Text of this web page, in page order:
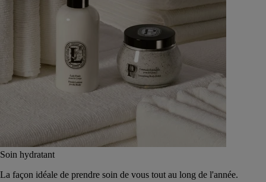
Soin hydratant
La façon idéale de prendre soin de vous tout au long de l'année.